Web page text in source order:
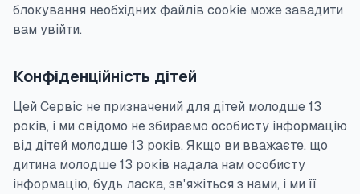
блокування необхідних файлів cookie може завадити
вам увійти.
Конфіденційність дітей
Цей Сервіс не призначений для дітей молодше 13
років, і ми свідомо не збираємо особисту інформацію
від дітей молодше 13 років. Якщо ви вважаєте, що
дитина молодше 13 років надала нам особисту
інформацію, будь ласка, зв'яжіться з нами, і ми її